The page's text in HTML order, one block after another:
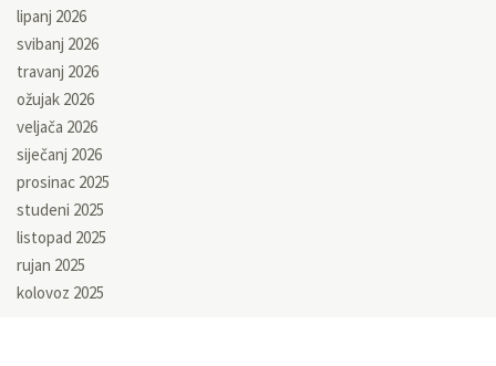
lipanj 2026
svibanj 2026
travanj 2026
ožujak 2026
veljača 2026
siječanj 2026
prosinac 2025
studeni 2025
listopad 2025
rujan 2025
kolovoz 2025